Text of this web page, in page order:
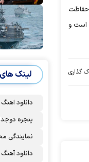
حفاظت
است و
گذاری لینک
دانلود اهنگ
پنجره
نمایندگی
دانلود